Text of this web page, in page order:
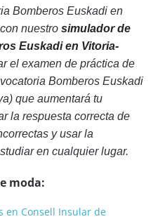
Bomberos Euskadi en
nuestro simulador de
Euskadi en Vitoria-
el examen de práctica de
Bomberos Euskadi
que aumentará tu
la respuesta correcta de
y usar la
en cualquier lugar.
moda:
en Consell Insular de